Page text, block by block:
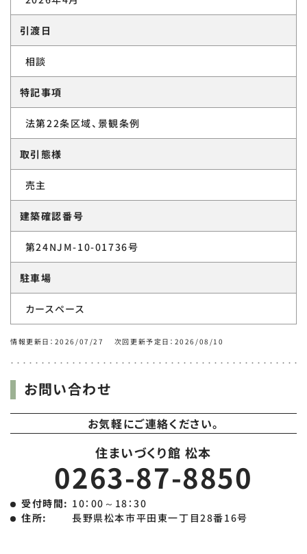
引渡日
相談
特記事項
法第22条区域、景観条例
取引態様
売主
建築確認番号
第24NJM-10-01736号
駐車場
カースペース
情報更新日：2026/07/27 次回更新予定日：2026/08/10
お問い合わせ
お気軽にご連絡ください。
住まいづくり館 松本
0263-87-8850
受付時間: 10：00～18：30
住所:
長野県松本市平田東一丁目28番16号